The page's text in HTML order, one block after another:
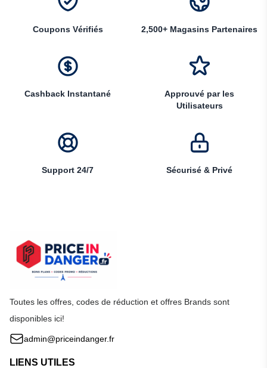
Coupons Vérifiés 2,500+ Magasins Partenaires
Cashback Instantané
Approuvé par les
Utilisateurs
Support 24/7 Sécurisé & Privé
Toutes les offres, codes de réduction et offres Brands sont
disponibles ici!
admin@priceindanger.fr
LIENS UTILES